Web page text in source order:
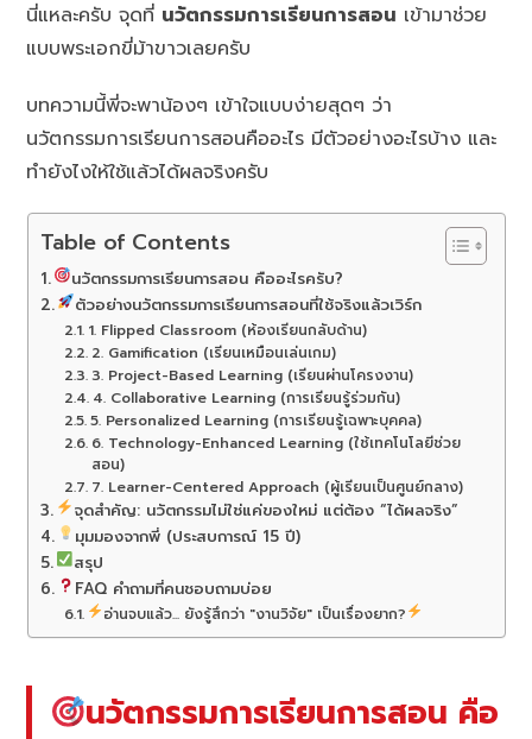
นี่แหละครับ จุดที่ นวัตกรรมการเรียนการสอน เข้ามาช่วย
แบบพระเอกขี่ม้าขาวเลยครับ
บทความนี้พี่จะพาน้องๆ เข้าใจแบบง่ายสุดๆ ว่า
นวัตกรรมการเรียนการสอนคืออะไร มีตัวอย่างอะไรบ้าง และ
ทำยังไงให้ใช้แล้วได้ผลจริงครับ
Table of Contents
นวัตกรรมการเรียนการสอน คืออะไรครับ?
ตัวอย่างนวัตกรรมการเรียนการสอนที่ใช้จริงแล้วเวิร์ก
1. Flipped Classroom (ห้องเรียนกลับด้าน)
2. Gamification (เรียนเหมือนเล่นเกม)
3. Project-Based Learning (เรียนผ่านโครงงาน)
4. Collaborative Learning (การเรียนรู้ร่วมกัน)
5. Personalized Learning (การเรียนรู้เฉพาะบุคคล)
6. Technology-Enhanced Learning (ใช้เทคโนโลยีช่วย
สอน)
7. Learner-Centered Approach (ผู้เรียนเป็นศูนย์กลาง)
จุดสำคัญ: นวัตกรรมไม่ใช่แค่ของใหม่ แต่ต้อง “ได้ผลจริง”
มุมมองจากพี่ (ประสบการณ์ 15 ปี)
สรุป
FAQ คำถามที่คนชอบถามบ่อย
อ่านจบแล้ว... ยังรู้สึกว่า "งานวิจัย" เป็นเรื่องยาก?
นวัตกรรมการเรียนการสอน คือ